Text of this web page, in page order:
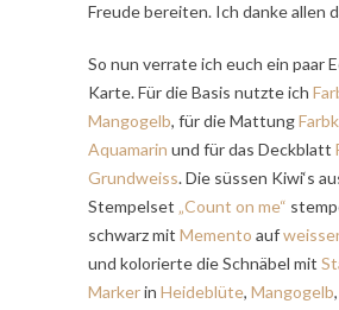
Freude bereiten. Ich danke allen
So nun verrate ich euch ein paar
Karte. Für die Basis nutzte ich
Mangogelb, für die Mattung
Aquamarin und für das Deckblatt
Grundweiss. Die süssen Kiwi‘s
Stempelset „Count on me“
schwarz mit Memento auf
und kolorierte die Schnäbel mit
Markerin Heideblüte, Mangogelb,